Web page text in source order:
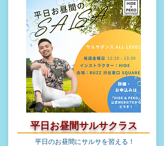
平日お昼間サルサクラス
​平日のお昼間にサルサを習える！